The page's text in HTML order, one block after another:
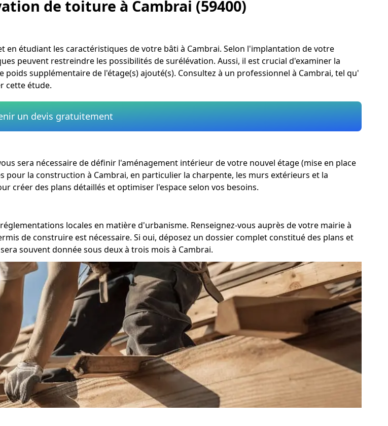
de toiture à Cambrai (59400)
étudiant les caractéristiques de votre bâti à Cambrai. Selon l'implantation de votre
peuvent restreindre les possibilités de surélévation. Aussi, il est crucial d'examiner la
supplémentaire de l'étage(s) ajouté(s). Consultez à un professionnel à Cambrai, tel qu'
cette étude.
un devis gratuitement
sera nécessaire de définir l'aménagement intérieur de votre nouvel étage (mise en place
pour la construction à Cambrai, en particulier la charpente, les murs extérieurs et la
créer des plans détaillés et optimiser l'espace selon vos besoins.
locales en matière d'urbanisme. Renseignez-vous auprès de votre mairie à
de construire est nécessaire. Si oui, déposez un dossier complet constitué des plans et
souvent donnée sous deux à trois mois à Cambrai.